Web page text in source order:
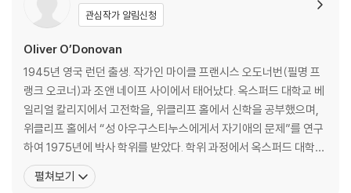
8. 교회와 신자의 자유
3부 도덕적 삶의 형식
9. 도덕 장
10. 도덕적 주체
11. 도덕적 삶의 이중적 양상
12. 도덕적 삶의 목적
해설
관심작가 알림신청
Oliver O’Donovan
1945년 영국 런던 출생. 작가인 마이클 프랜시스 오도너번(필명 프
랭크 오코너)과 조앤 네이프 사이에서 태어났다. 옥스퍼드 대학교 베
일리얼 칼리지에서 고전학을, 위클리프 홀에서 신학을 공부했으며,
위클리프 홀에서 “성 아우구스티누스에게서 자기애의 문제”를 연구
하여 1975년에 박사 학위를 받았다. 학위 과정에서 옥스퍼드 대학교
의 교회사가 헨리 채드윅과 미국 프린스턴 대학교의 기독교 윤리학자
폴 램지를 사사하면서 역사와 윤리에 관해 사유하는 훈련을 받았다.
펼쳐보기